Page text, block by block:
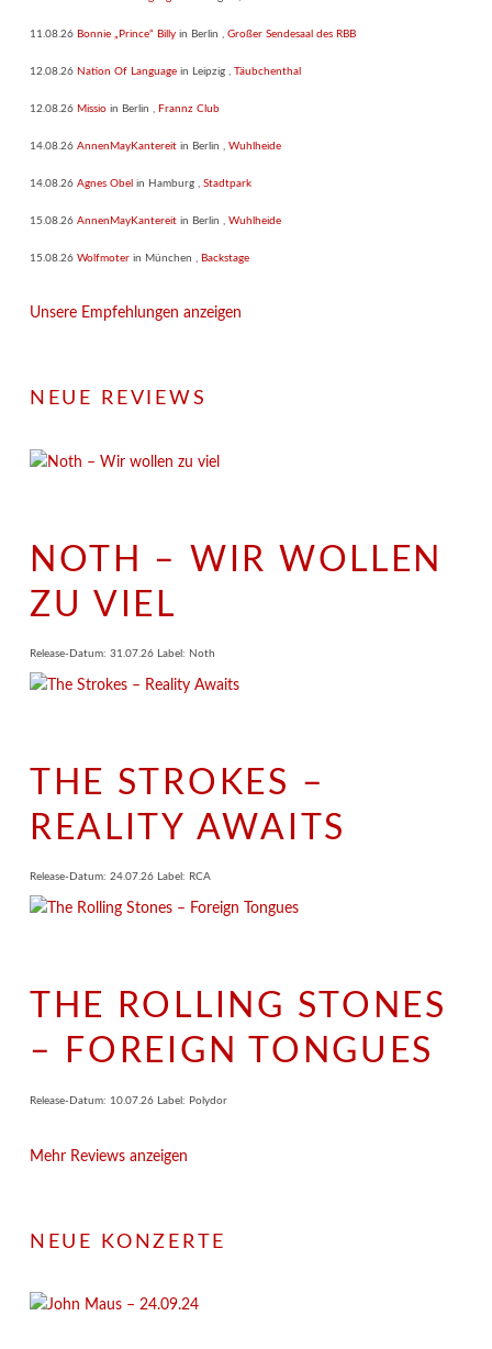
11.08.26 Bonnie „Prince“ Billy in Berlin Großer Sendesaal des RBB
12.08.26 Nation Of Language in Leipzig Täubchenthal
12.08.26 Missio in Berlin Frannz Club
14.08.26 AnnenMayKantereit in Berlin Wuhlheide
14.08.26 Agnes Obel in Hamburg Stadtpark
15.08.26 AnnenMayKantereit in Berlin Wuhlheide
15.08.26 Wolfmoter in München Backstage
Unsere Empfehlungen anzeigen
NEUE REVIEWS
NOTH – WIR WOLLEN
ZU VIEL
Release-Datum: 31.07.26 Label: Noth
THE STROKES –
REALITY AWAITS
Release-Datum: 24.07.26 Label: RCA
THE ROLLING STONES
– FOREIGN TONGUES
Release-Datum: 10.07.26 Label: Polydor
Mehr Reviews anzeigen
NEUE KONZERTE